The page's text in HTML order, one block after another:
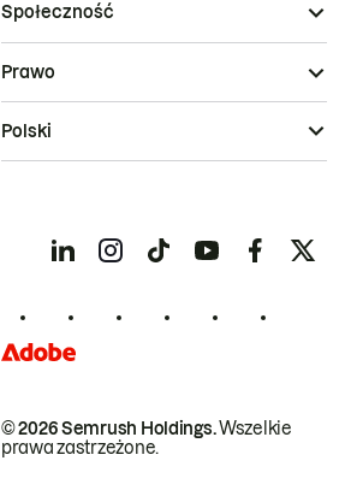
Społeczność
© 2026 Semrush Holdings.Wszelkie
prawa zastrzeżone.
Prawo
Polski